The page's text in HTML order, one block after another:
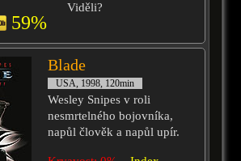
59%
Viděli?
Blade
USA, 1998, 120min
Wesley Snipes v roli
nesmrtelného bojovníka,
napůl člověk a napůl upír.